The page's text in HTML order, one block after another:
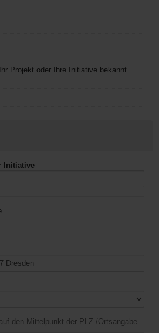
Projekt oder Ihre Initiative bekannt.
Initiative
den Mittelpunkt der PLZ-/Ortsangabe.